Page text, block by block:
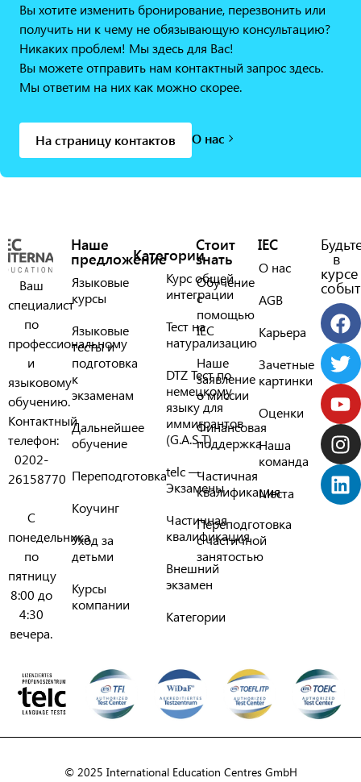
Вы хотите изменить бронирование, перезвонить или
получить ни к чему не обязывающую консультацию?
Никаких проблем! Мы здесь для Вас!
Вы можете отправить нам контактный запрос здесь.
Мы ответим на них как можно скорее.
На страницу контактов О нас
Ваш
специалист
по
профессиональному
и
языковому
обучению.
Контактный
телефон:
0202-
26158770
С
понедельника
по
пятницу
8:00 до
4:30
вечера.
Наше
предложение
Языковые
курсы
Языковые
тесты и
подготовка
к
экзаменам
Дальнейшее
обучение
Переподготовка
Коучинг
Уход за
детьми
Курсы
компании
Категории
Курс общей
интеграции
Тест на
натурализацию
DTZ Тест по
немецкому
языку для
иммигрантов
(G.A.S.T)
telc —
Экзамены
Частичная
квалификация
Внешний
экзамен
Категории
Стоит
знать
Обучение
с
помощью
IEC
Наше
заявление
о миссии
Финансовая
поддержка
Частичная
квалификация
Переподготовка
с частичной
занятостью
IEC
О нас
AGB
Карьера
Зачетные
картинки
Оценки
Наша
команда
Места
в
курсе
© 2025 International Education Centres GmbH